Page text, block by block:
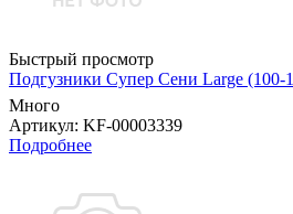
Быстрый просмотр
Подгузники Супер Сени Large
Много
Артикул: KF-00003339
Подробнее